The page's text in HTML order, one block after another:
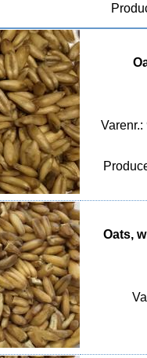
Oats,